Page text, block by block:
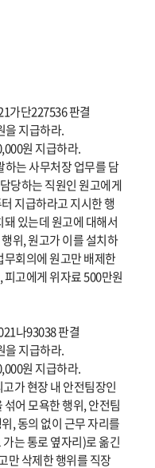
가단227536 판결
을 지급하라.
원 지급하라.
하는 사무처장 업무를 담
당하는 직원인 원고에게
지급하라고 지시한 행
있는데 원고에 대해서
위, 원고가 이를 설치하
회의에 원고만 배제한
고에게 위자료 500만원
나93038 판결
을 지급하라.
원 지급하라.
가 현장 내 안전팀장인
어 모욕한 행위, 안전팀
, 동의 없이 근무 자리를
는 통로 옆자리)로 옮긴
만 삭제한 행위를 직장